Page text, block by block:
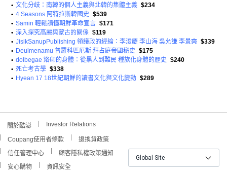
• 文化分歧：南韓的個人主義與北韓的集體主義 $234
• 4 Seasons 阿特拉斯韓國史 $539
• Samin 輕鬆讀懂朝鮮革命宣言 $171
• 深入探究高麗與蒙古的關係 $119
• JisikSanupPublishing 領議政的經綸：李浚慶 李山海 吳允謙 李景奭 $339
• Deulmenamu 普羅科匹厄斯 拜占庭帝國秘史 $175
• dolbegae 烙印的身體：從黑人到難民 種族化身體的歷史 $240
• 死亡考古學 $338
• Hyean 17 18世紀朝鮮的讀書文化與文化變動 $289
關於酷澎 Investor Relations
Coupang使用者條款
退換貨政策
信任管理中心
顧客隱私權政策通知
安心購物
資訊安全
Global Site